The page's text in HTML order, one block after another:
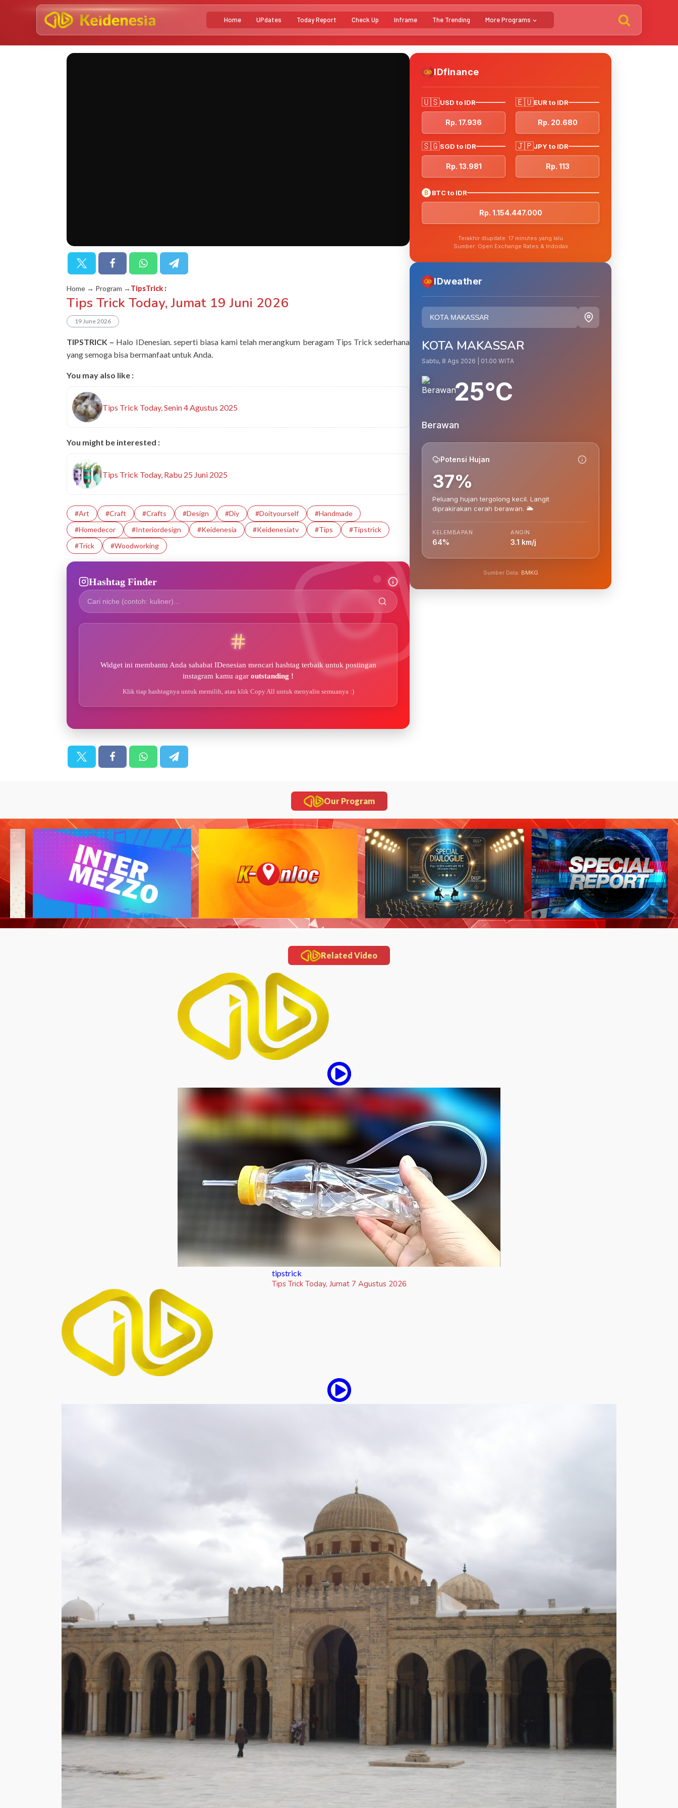
Home UPdates Today Report Check Up Inframe The Trending More Programs
Home → Program → TipsTrick :
Tips Trick Today, Jumat 19 Juni 2026
19 June 2026
TIPSTRICK – Halo IDenesian. seperti biasa kami telah merangkum beragam Tips Trick sederhana
yang semoga bisa bermanfaat untuk Anda.
You may also like :
Tips Trick Today, Senin 4 Agustus 2025
You might be interested :
Tips Trick Today, Rabu 25 Juni 2025
#art #Craft #crafts #design #diy #doityourself
#handmade
#homedecor
#interiordesign #Keidenesia #Keidenesiatv #tips
#tipstrick
#trick
#woodworking
Hashtag Finder
Widget ini membantu Anda sahabat IDenesian mencari hashtag terbaik untuk postingan
instagram kamu agar outstanding !
Klik tiap hashtagnya untuk memilih, atau klik Copy All untuk menyalin semuanya :)
IDfinance
🇺🇸USD to IDR
Rp. 17.936
🇪🇺EUR to IDR
Rp. 20.680
🇸🇬SGD to IDR
Rp. 13.981
🇯🇵JPY to IDR
Rp. 113
₿ BTC to IDR
Rp. 1.154.447.000
Terakhir diupdate: 17 minutes yang lalu
Sumber: Open Exchange Rates & Indodax
IDweather
KOTA MAKASSAR
Sabtu, 8 Ags 2026 | 01.00 WITA
25°C
Berawan
Potensi Hujan
37%
Peluang hujan tergolong kecil. Langit
diprakirakan cerah berawan. 🌥️
KELEMBAPAN
64%
ANGIN
3.1 km/j
Sumber Data: BMKG
Our Program
Related Video
tipstrick
Tips Trick Today, Jumat 7 Agustus 2026